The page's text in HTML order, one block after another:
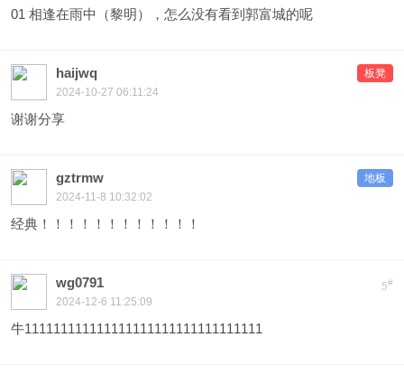
01 相逢在雨中（黎明），怎么没有看到郭富城的呢
板凳
haijwq
2024-10-27 06:11:24
谢谢分享
地板
gztrmw
2024-11-8 10:32:02
经典！！！！！！！！！！！！
5#
wg0791
2024-12-6 11:25:09
牛111111111111111111111111111111111